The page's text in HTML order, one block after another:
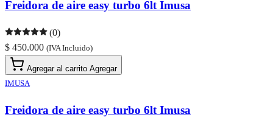
Freidora de aire easy turbo 6lt Imusa
(0)
$ 450.000 (IVA Incluido)
Agregar al carrito Agregar
IMUSA
Freidora de aire easy turbo 6lt Imusa